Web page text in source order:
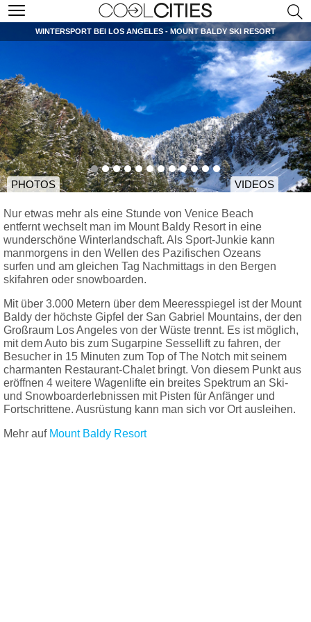
WINTERSPORT BEI LOS ANGELES - MOUNT BALDY SKI RESORT
PHOTOS VIDEOS
Nur etwas mehr als eine Stunde von Venice Beach
entfernt wechselt man im Mount Baldy Resort in eine
wunderschöne Winterlandschaft. Als Sport-Junkie kann
manmorgens in den Wellen des Pazifischen Ozeans
surfen und am gleichen Tag Nachmittags in den Bergen
skifahren oder snowboarden.
Mit über 3.000 Metern über dem Meeresspiegel ist der Mount
Baldy der höchste Gipfel der San Gabriel Mountains, der den
Großraum Los Angeles von der Wüste trennt. Es ist möglich,
mit dem Auto bis zum Sugarpine Sessellift zu fahren, der
Besucher in 15 Minuten zum Top of The Notch mit seinem
charmanten Restaurant-Chalet bringt. Von diesem Punkt aus
eröffnen 4 weitere Wagenlifte ein breites Spektrum an Ski-
und Snowboarderlebnissen mit Pisten für Anfänger und
Fortschrittene. Ausrüstung kann man sich vor Ort ausleihen.
Mehr auf Mount Baldy Resort